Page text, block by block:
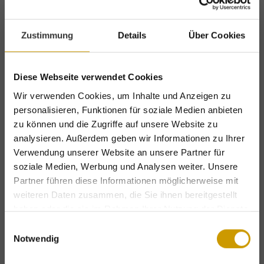
Zustimmung Details Über Cookies
Diese Webseite verwendet Cookies
Wir verwenden Cookies, um Inhalte und Anzeigen zu
personalisieren, Funktionen für soziale Medien anbieten
zu können und die Zugriffe auf unsere Website zu
analysieren. Außerdem geben wir Informationen zu Ihrer
Verwendung unserer Website an unsere Partner für
soziale Medien, Werbung und Analysen weiter. Unsere
Partner führen diese Informationen möglicherweise mit
weiteren Daten zusammen, die Sie ihnen bereitgestellt
haben oder die sie im Rahmen Ihrer Nutzung der Dienste
Notwendig
(einmalig kostenfrei pro Aufenthalt).
Verwöhnpension
Frühstücksbuffet bis 10:30 Uhr. Abends
erwartet Sie ein5-Gänge-Wahlmenüin
unserem mehrfach prämiertenRestaurant.
Vegetarische Gerichte stehen ebenso für Sie
bereit wie vegane Optionen auf Wunsch.
Erlenreich Relax & SPA
Entspannen Sie in unserem
und
Exklusive Urlaubsvorteile – nur für kurze